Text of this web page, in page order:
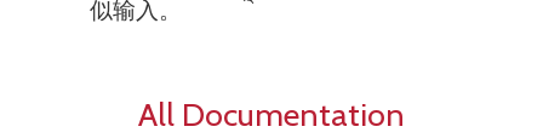
似输入。
All Documentation